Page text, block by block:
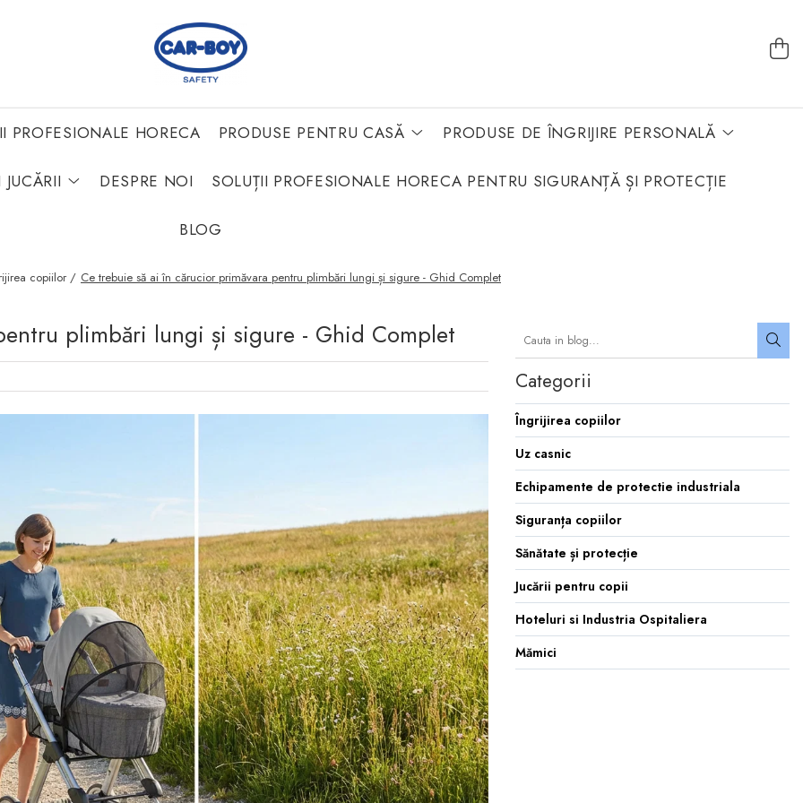
PROFESIONALE HORECA PRODUSE PENTRU CASĂ PRODUSE DE ÎNGRIJIRE PERSONALĂ
JUCĂRII DESPRE NOI SOLUȚII PROFESIONALE HORECA PENTRU SIGURANȚĂ ȘI PROTECȚIE
BLOG
copiilor / Ce trebuie să ai în cărucior primăvara pentru plimbări lungi și sigure - Ghid Complet
plimbări lungi și sigure - Ghid Complet
Categorii
Îngrijirea copiilor
Uz casnic
Echipamente de protectie industriala
Siguranța copiilor
Sănătate și protecție
Jucării pentru copii
Hoteluri si Industria Ospitaliera
Mămici